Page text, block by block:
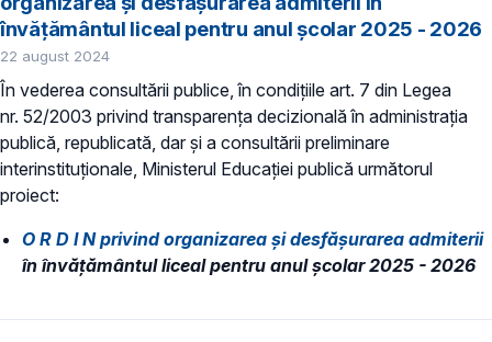
învăţământul liceal pentru anul şcolar 2025 - 2026
22 august 2024
În vederea consultării publice, în condiţiile art. 7 din Legea
nr. 52/2003 privind transparenţa decizională în administraţia
publică, republicată, dar și a consultării preliminare
interinstituționale, Ministerul Educaţiei publică următorul
proiect:
O R D I N privind organizarea şi desfăşurarea admiterii
în învăţământul liceal pentru anul şcolar 2025 - 2026